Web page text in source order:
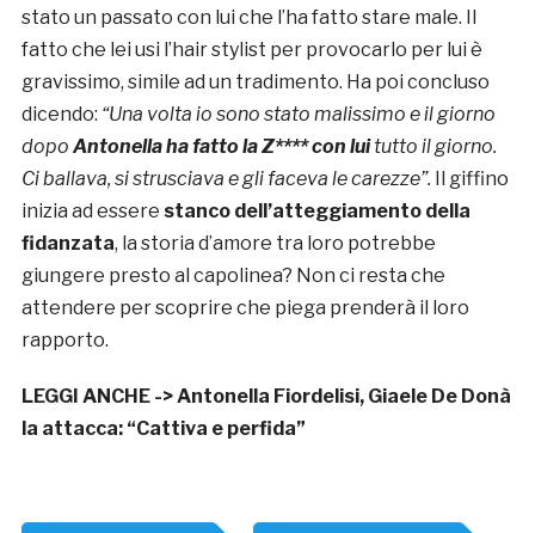
stato un passato con lui che l’ha fatto stare male. Il
fatto che lei usi l’hair stylist per provocarlo per lui è
gravissimo, simile ad un tradimento. Ha poi concluso
dicendo: “Una volta io sono stato malissimo e il giorno
dopo Antonella ha fatto la Z**** con luitutto il giorno.
Ci ballava, si strusciava e gli faceva le carezze”.
Il giffino
inizia ad essere stanco dell’atteggiamento della
fidanzata, la storia d’amore tra loro potrebbe
giungere presto al capolinea? Non ci resta che
attendere per scoprire che piega prenderà il loro
rapporto.
LEGGI ANCHE ->Antonella Fiordelisi, Giaele De Donà
la attacca: “Cattiva e perfida”